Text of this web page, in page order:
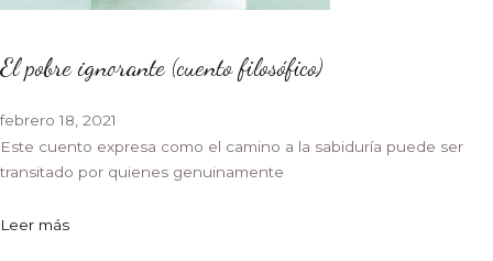
El pobre ignorante (cuento filosófico)
febrero 18, 2021
Este cuento expresa como el camino a la sabiduría puede ser
transitado por quienes genuinamente
Leer más